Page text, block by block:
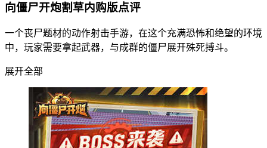
向僵尸开炮割草内购版点评
一个丧尸题材的动作射击手游，在这个充满恐怖和绝望的环境
中，玩家需要拿起武器，与成群的僵尸展开殊死搏斗。
展开全部